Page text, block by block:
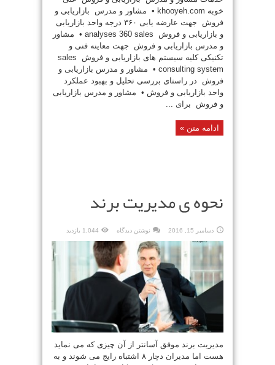
خوبه khooyeh.com • مشاور و مدرس بازاریابی و
فروش جهت عارضه یابی ۳۶۰ درجه واحد بازاریابی
و بازاریابی و فروش analyses 360 sales • مشاور
و مدرس بازاریابی و فروش جهت معاینه فنی و
تکنیکی کلیه سیستم های بازاریابی و فروش sales
consulting system • مشاور و مدرس بازاریابی و
فروش در راستای بررسی تحلیل و بهبود عملکرد
واحد بازاریابی و فروش • مشاور و مدرس بازاریابی
و فروش برای ...
ادامه متن »
نحوه ی مدیریت برند
دسامبر 15, 2016 نوشتن دیدگاه 1,044 بازدید
مدیریت برند موفق آسانتر از آن چیزی که می نماید
هست اما مدیران دچار ۸ اشتباه رایج می شوند و به